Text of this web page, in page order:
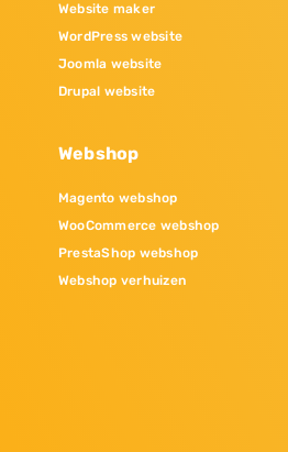
Website maker
WordPress website
Joomla website
Drupal website
Webshop
Magento webshop
WooCommerce webshop
PrestaShop webshop
Webshop verhuizen